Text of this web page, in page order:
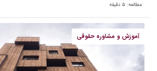
مطالعه: ۵ دقیقه
آموزش و مشاوره حقوقی